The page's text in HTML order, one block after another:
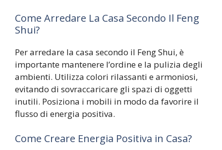
Come Arredare La Casa Secondo Il Feng
Shui?
Per arredare la casa secondo il Feng Shui, è
importante mantenere l’ordine e la pulizia degli
ambienti. Utilizza colori rilassanti e armoniosi,
evitando di sovraccaricare gli spazi di oggetti
inutili. Posiziona i mobili in modo da favorire il
flusso di energia positiva.
Come Creare Energia Positiva in Casa?